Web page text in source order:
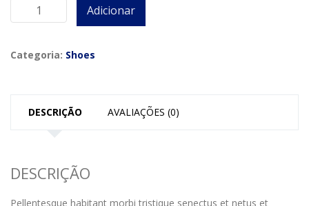
Adicionar
Categoria: Shoes
DESCRIÇÃO AVALIAÇÕES (0)
DESCRIÇÃO
Pellentesque habitant morbi tristique senectus et netus et